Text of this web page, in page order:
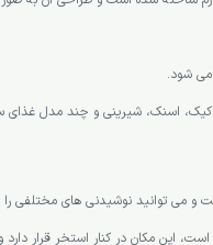
این مکان در کنار استخر قرار